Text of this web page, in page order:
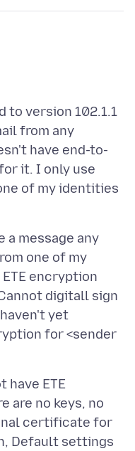
to version 102.1.1
from any
have end-to-
it. I only use
of my identities
a message any
one of my
encryption
digitall sign
yet
for <sender
have ETE
are no keys, no
certificate for
Default settings